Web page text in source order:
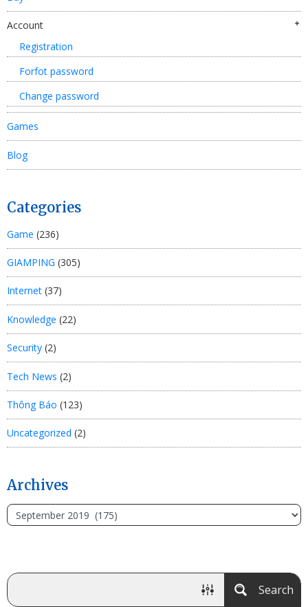
Account
Registration
Forfot password
Change password
Games
Blog
Categories
Game (236)
GIAMPING (305)
Internet (37)
Knowledge (22)
Security (2)
Tech News (2)
Thông Báo (123)
Uncategorized (2)
Archives
Search